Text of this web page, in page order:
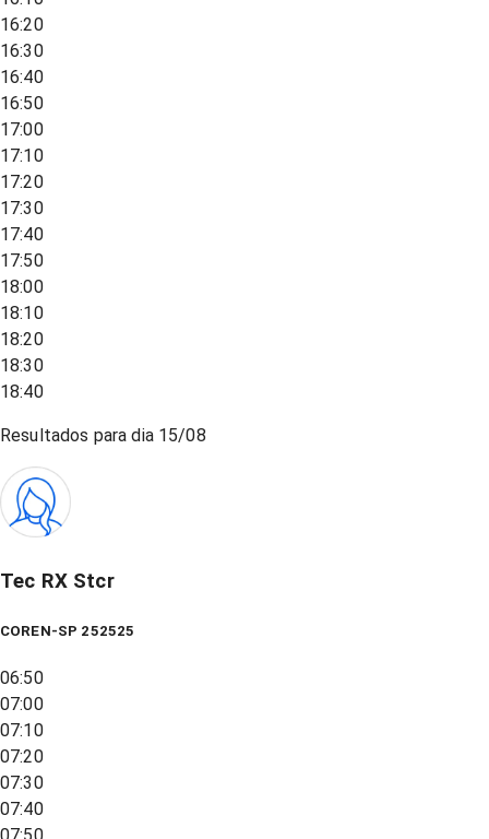
16:20
16:30
16:40
16:50
17:00
17:10
17:20
17:30
17:40
17:50
18:00
18:10
18:20
18:30
18:40
Resultados para dia 15/08
Tec RX Stcr
COREN-SP 252525
06:50
07:00
07:10
07:20
07:30
07:40